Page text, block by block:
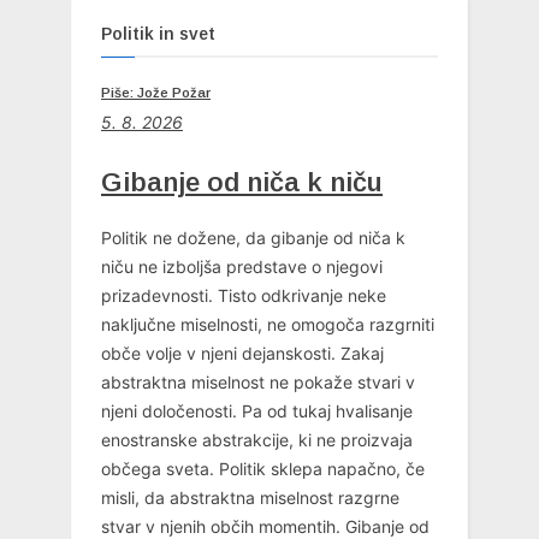
Politik in svet
Piše: Jože Požar
5. 8. 2026
Gibanje od niča k niču
Politik ne dožene, da gibanje od niča k
niču ne izboljša predstave o njegovi
prizadevnosti. Tisto odkrivanje neke
naključne miselnosti, ne omogoča razgrniti
obče volje v njeni dejanskosti. Zakaj
abstraktna miselnost ne pokaže stvari v
njeni določenosti. Pa od tukaj hvalisanje
enostranske abstrakcije, ki ne proizvaja
občega sveta. Politik sklepa napačno, če
misli, da abstraktna miselnost razgrne
stvar v njenih občih momentih. Gibanje od